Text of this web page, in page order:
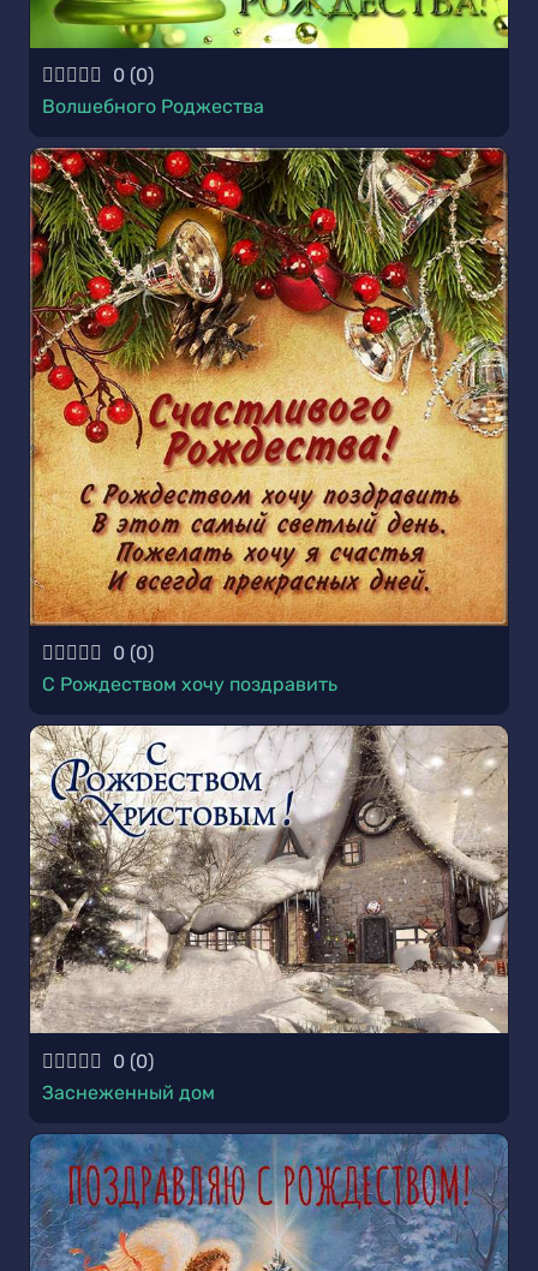
0 (0)
Волшебного Роджества
0 (0)
С Рождеством хочу поздравить
0 (0)
Заснеженный дом